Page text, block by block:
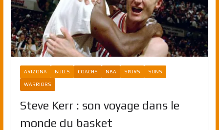
ARIZONA BULLS COACHS NBA SPURS SUNS
WARRIORS
Steve Kerr : son voyage dans le
monde du basket